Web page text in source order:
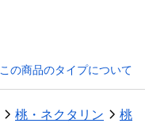
この商品のタイプについて
桃・ネクタリン 桃